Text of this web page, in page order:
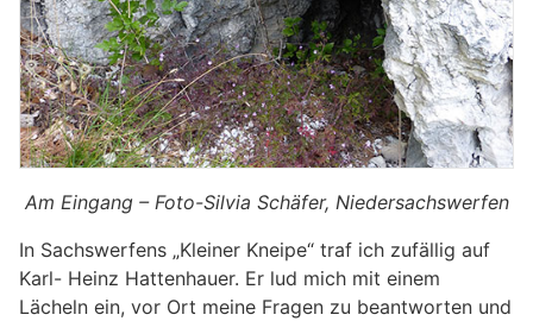
Am Eingang – Foto-Silvia Schäfer, Niedersachswerfen
In Sachswerfens „Kleiner Kneipe“ traf ich zufällig auf
Karl- Heinz Hattenhauer. Er lud mich mit einem
Lächeln ein, vor Ort meine Fragen zu beantworten und